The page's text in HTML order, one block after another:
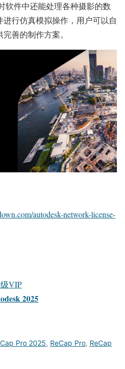
软件中还能处理各种摄影的数
行仿真模拟操作，用户可以自
善的制作方案。
autodesk-network-license-
VIP
2025
Pro 2025, ReCap Pro, ReCap